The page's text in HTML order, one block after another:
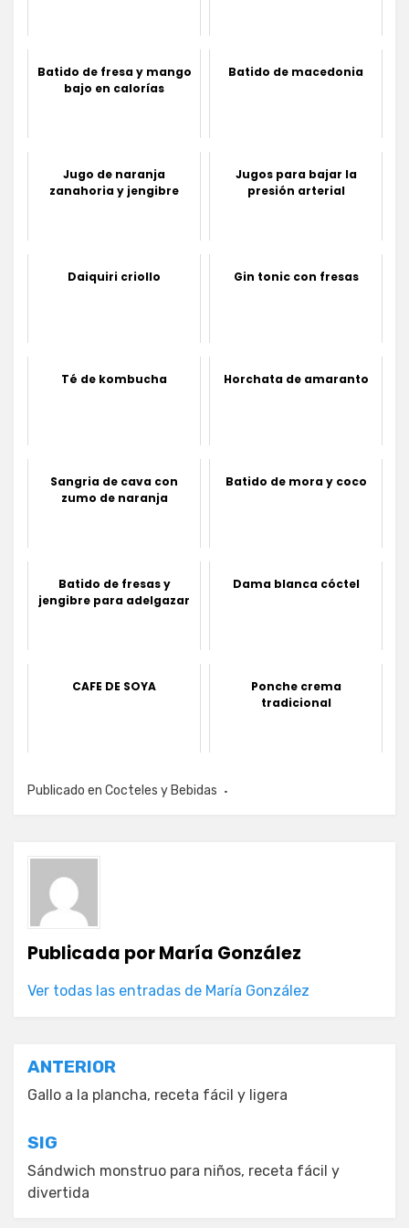
Batido de fresa y mango
bajo en calorías
Batido de macedonia
Jugo de naranja
zanahoria y jengibre
Jugos para bajar la
presión arterial
Daiquiri criollo Gin tonic con fresas
Té de kombucha Horchata de amaranto
Sangria de cava con
zumo de naranja
Batido de mora y coco
Batido de fresas y
jengibre para adelgazar
Dama blanca cóctel
CAFE DE SOYA
Ponche crema
tradicional
Publicado en Cocteles y Bebidas
Publicada porMaría González
Ver todas las entradas de María González
Navegación
de
entradas
ANTERIOR
Gallo a la plancha, receta fácil y ligera
SIG
Sándwich monstruo para niños, receta fácil y
divertida